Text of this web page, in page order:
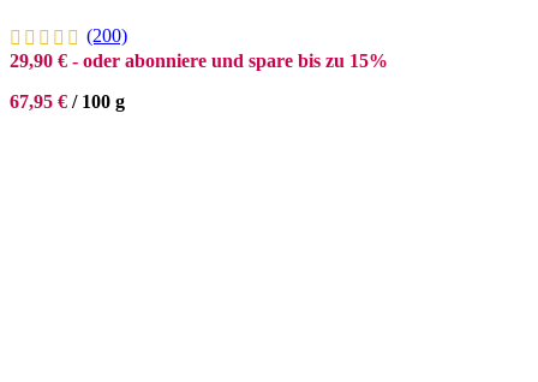
(200)
29,90 € - oder abonniere und spare bis zu 15%
67,95 € / 100 g